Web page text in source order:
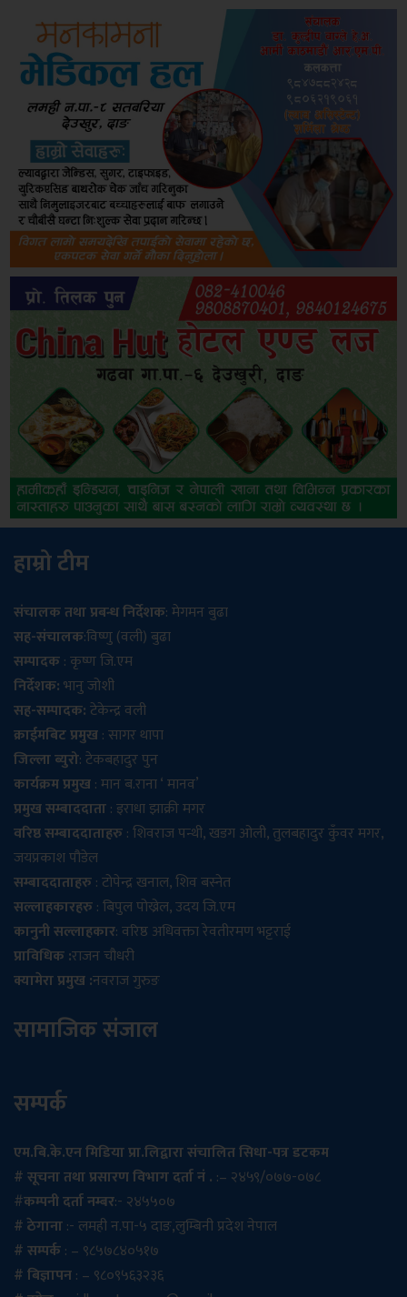
हाम्रो टीम
संचालक तथा प्रबन्ध निर्देशक: मेगमन बुढा
सह-संचालक:विष्णु (वली) बुढा
सम्पादक: कृष्ण जि.एम
निर्देशक:भानु जोशी
सह-सम्पादक:टेकेन्द्र वली
क्राईमबिट प्रमुख: सागर थापा
जिल्ला ब्युरो: टेकबहादुर पुन
कार्यक्रम प्रमुख: मान ब.राना ‘ मानव’
प्रमुख सम्बाददाता: इराधा झाक्री मगर
वरिष्ठ सम्बाददाताहरु: शिवराज पन्थी, खडग ओली, तुलबहादुर कुँवर मगर,
जयप्रकाश पौडेल
सम्बाददाताहरु: टोपेन्द्र खनाल, शिव बस्नेत
सल्लाहकारहरु: बिपुल पोख्रेल, उदय जि.एम
कानुनी सल्लाहकार: वरिष्ठ अधिवक्ता रेवतीरमण भट्टराई
प्राविधिक :राजन चौधरी
क्यामेरा प्रमुख :नवराज गुरुङ
सामाजिक संजाल
सम्पर्क
एम.बि.के.एन मिडिया प्रा.लिद्वारा संचालित सिधा-पत्र डटकम
# सूचना तथा प्रसारण विभाग दर्ता नं . :– २४५९/०७७-०७८
#कम्पनी दर्ता नम्बर:- २४५५०७
# ठेगाना:- लमही न.पा-५ दाङ,लुम्बिनी प्रदेश नेपाल
# सम्पर्क: – ९८५७८४०५१७
# बिज्ञापन: – ९८०९५६३२३६